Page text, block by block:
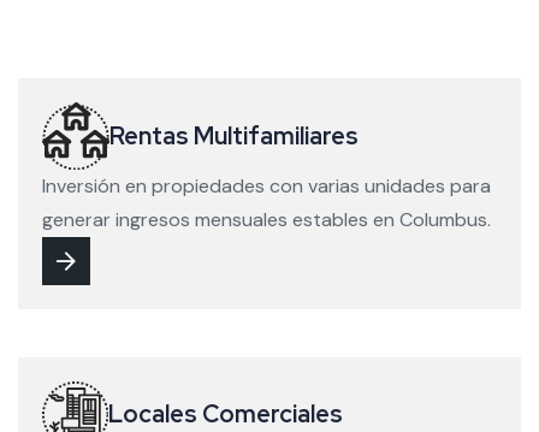
Rentas Multifamiliares
Inversión en propiedades con varias unidades para
generar ingresos mensuales estables en Columbus.
Locales Comerciales